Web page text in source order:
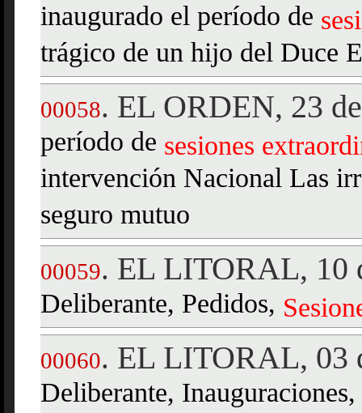
inaugurado el período de
trágico de un hijo del Duce
00058. EL ORDEN, 23
período de sesiones
intervención Nacional Las
seguro mutuo
00059. EL LITORAL, 10
Deliberante, Pedidos,
00060. EL LITORAL, 03
Deliberante, Inauguraciones,